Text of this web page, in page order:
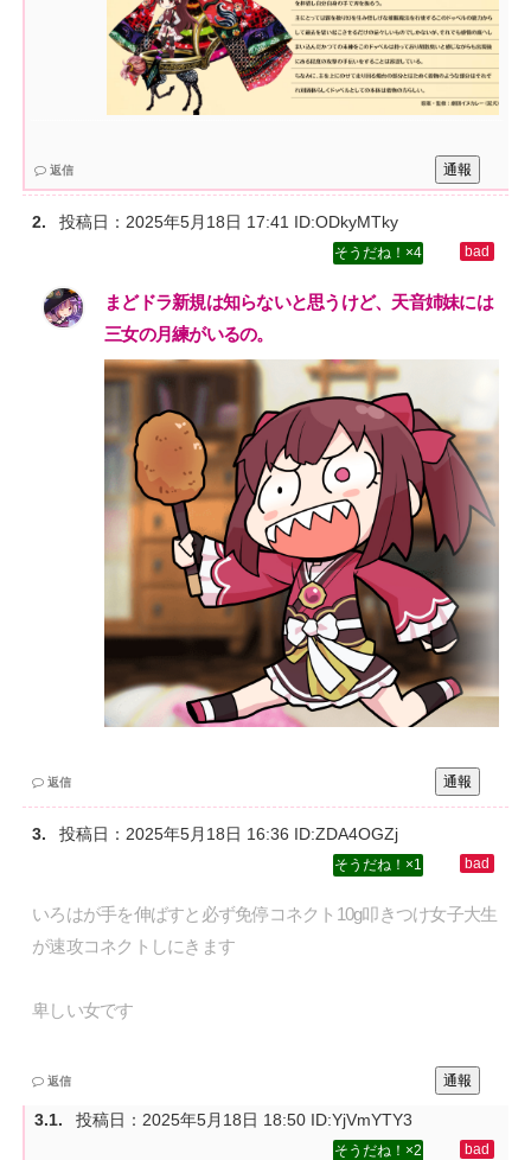
通報
返信
投稿日： 2025年5月18日 17:41 ID:ODkyMTky
4
まどドラ新規は知らないと思うけど、天音姉妹には
三女の月練がいるの。
通報
返信
投稿日： 2025年5月18日 16:36 ID:ZDA4OGZj
1
いろはが手を伸ばすと必ず免停コネクト10g叩きつけ女子大生
が速攻コネクトしにきます‌
卑しい女です
通報
返信
投稿日： 2025年5月18日 18:50 ID:YjVmYTY3
2